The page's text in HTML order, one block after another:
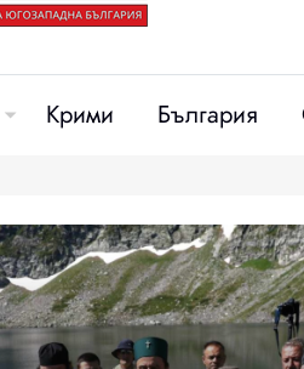
Крими България